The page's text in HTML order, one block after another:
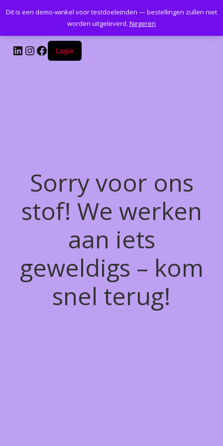
Kantoormeubelenplus.com
LinkedIn
Instagram
Facebook
Login
Sorry voor ons
stof! We werken
aan iets
geweldigs – kom
snel terug!
Dit is een demo-winkel voor testdoeleinden — bestellingen zullen niet
worden uitgeleverd. Negeren